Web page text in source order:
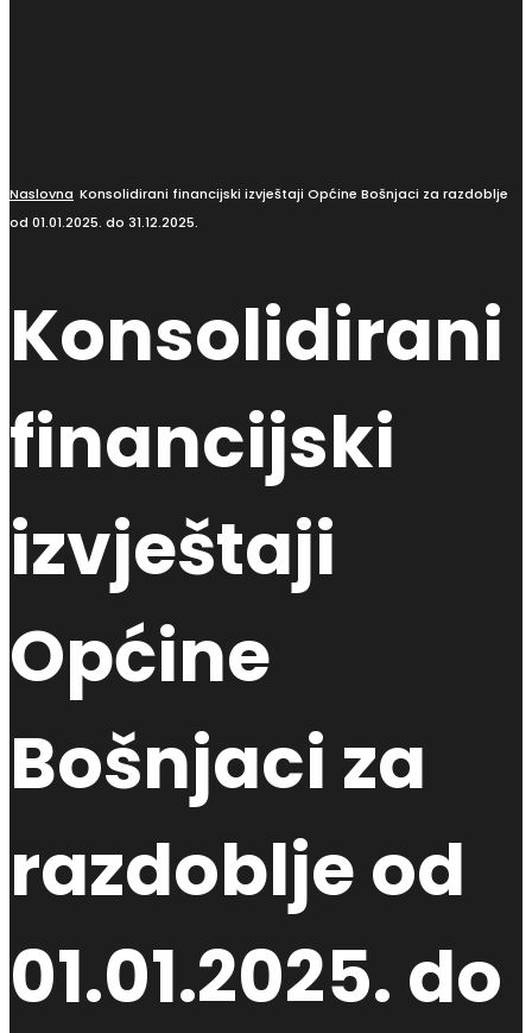
Naslovna Konsolidirani financijski izvještaji Općine Bošnjaci za razdoblje
od 01.01.2025. do 31.12.2025.
Konsolidirani
financijski
izvještaji
Općine
Bošnjaci za
razdoblje od
01.01.2025. do